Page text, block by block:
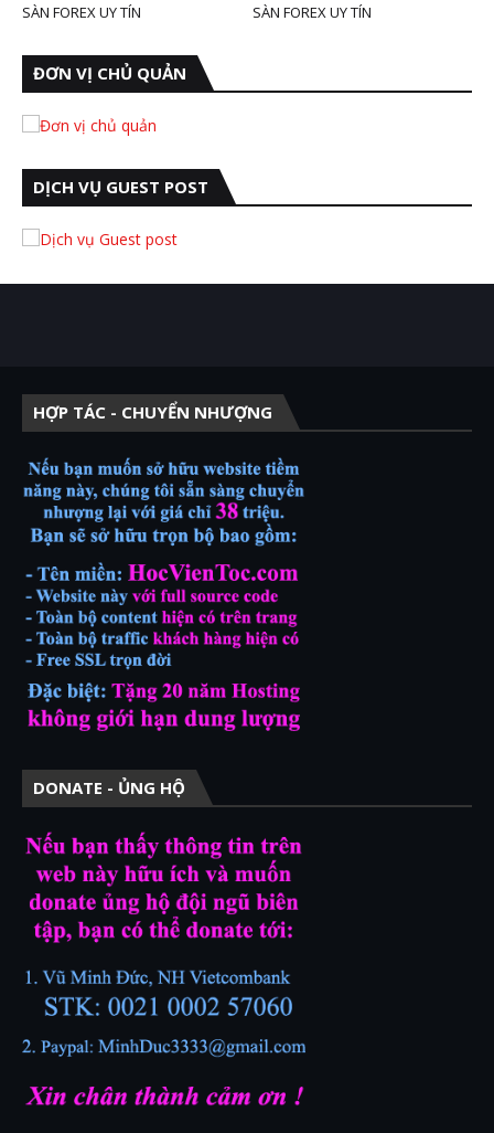
SÀN FOREX UY TÍN SÀN FOREX UY TÍN
ĐƠN VỊ CHỦ QUẢN
DỊCH VỤ GUEST POST
HỢP TÁC - CHUYỂN NHƯỢNG
DONATE - ỦNG HỘ